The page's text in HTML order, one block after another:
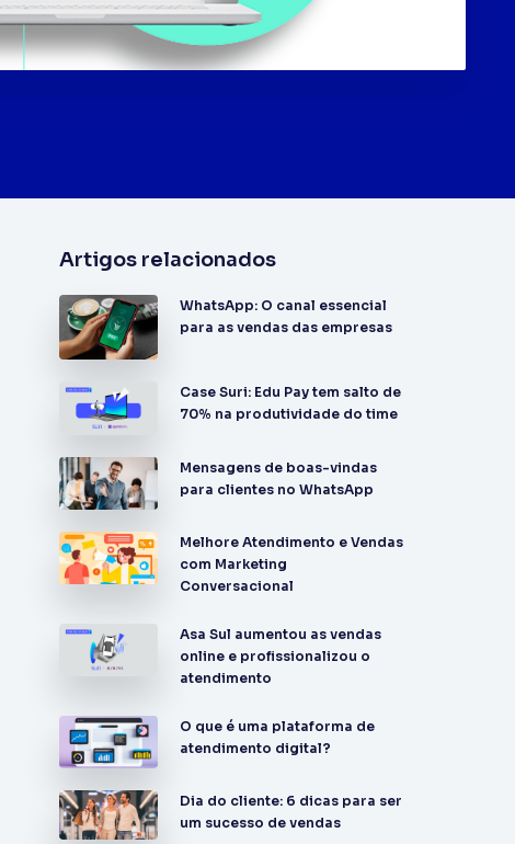
Artigos relacionados
WhatsApp: O canal essencial
para as vendas das empresas
Case Suri: Edu Pay tem salto de
70% na produtividade do time
Mensagens de boas-vindas
para clientes no WhatsApp
Melhore Atendimento e Vendas
com Marketing
Conversacional
Asa Sul aumentou as vendas
online e profissionalizou o
atendimento
O que é uma plataforma de
atendimento digital?
Dia do cliente: 6 dicas para ser
um sucesso de vendas